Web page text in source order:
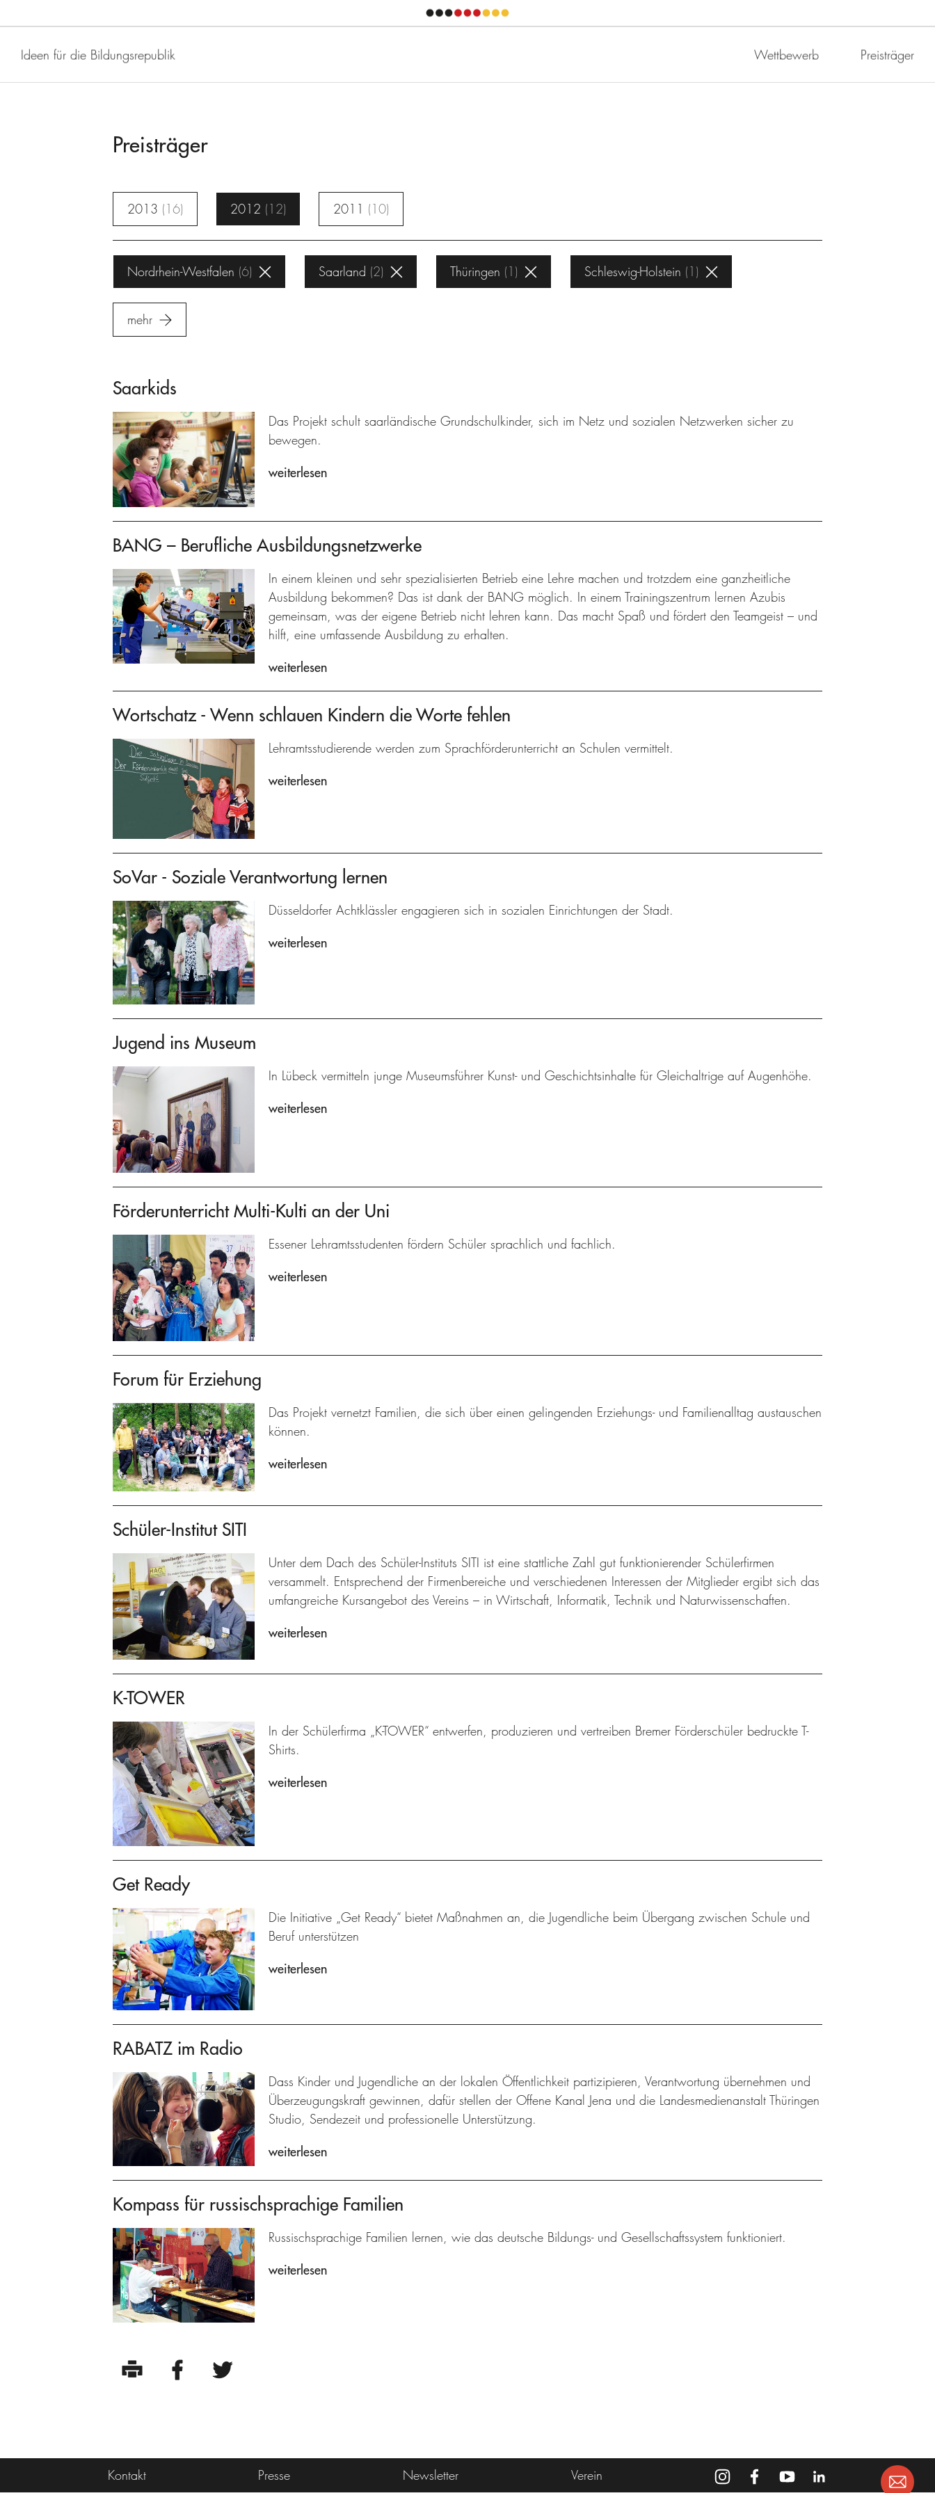
Ideen für die Bildungsrepublik Wettbewerb Preisträger
Preisträger
2013 16 2012 12 2011 10
Nordrhein-Westfalen 6 Saarland 2 Thüringen 1 Schleswig-Holstein 1
mehr
Saarkids
Das Projekt schult saarländische Grundschulkinder, sich im Netz und sozialen Netzwerken sicher zu
bewegen.
weiterlesen
BANG – Berufliche Ausbildungsnetzwerke
In einem kleinen und sehr spezialisierten Betrieb eine Lehre machen und trotzdem eine ganzheitliche
Ausbildung bekommen? Das ist dank der BANG möglich. In einem Trainingszentrum lernen Azubis
gemeinsam, was der eigene Betrieb nicht lehren kann. Das macht Spaß und fördert den Teamgeist – und
hilft, eine umfassende Ausbildung zu erhalten.
weiterlesen
Wortschatz - Wenn schlauen Kindern die Worte fehlen
Lehramtsstudierende werden zum Sprachförderunterricht an Schulen vermittelt.
weiterlesen
SoVar - Soziale Verantwortung lernen
Düsseldorfer Achtklässler engagieren sich in sozialen Einrichtungen der Stadt.
weiterlesen
Jugend ins Museum
In Lübeck vermitteln junge Museumsführer Kunst- und Geschichtsinhalte für Gleichaltrige auf Augenhöhe.
weiterlesen
Förderunterricht Multi-Kulti an der Uni
Essener Lehramtsstudenten fördern Schüler sprachlich und fachlich.
weiterlesen
Forum für Erziehung
Das Projekt vernetzt Familien, die sich über einen gelingenden Erziehungs- und Familienalltag austauschen
können.
weiterlesen
Schüler-Institut SITI
Unter dem Dach des Schüler-Instituts SITI ist eine stattliche Zahl gut funktionierender Schülerfirmen
versammelt. Entsprechend der Firmenbereiche und verschiedenen Interessen der Mitglieder ergibt sich das
umfangreiche Kursangebot des Vereins – in Wirtschaft, Informatik, Technik und Naturwissenschaften.
weiterlesen
K-TOWER
In der Schülerfirma „K-TOWER“ entwerfen, produzieren und vertreiben Bremer Förderschüler bedruckte T-
Shirts.
weiterlesen
Get Ready
Die Initiative „Get Ready“ bietet Maßnahmen an, die Jugendliche beim Übergang zwischen Schule und
Beruf unterstützen
weiterlesen
RABATZ im Radio
Dass Kinder und Jugendliche an der lokalen Öffentlichkeit partizipieren, Verantwortung übernehmen und
Überzeugungskraft gewinnen, dafür stellen der Offene Kanal Jena und die Landesmedienanstalt Thüringen
Studio, Sendezeit und professionelle Unterstützung.
weiterlesen
Kompass für russischsprachige Familien
Russischsprachige Familien lernen, wie das deutsche Bildungs- und Gesellschaftssystem funktioniert.
weiterlesen
Kontakt Presse Newsletter Verein